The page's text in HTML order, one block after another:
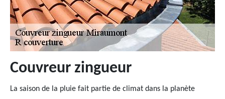
Couvreur zingueur
La saison de la pluie fait partie de climat dans la planète